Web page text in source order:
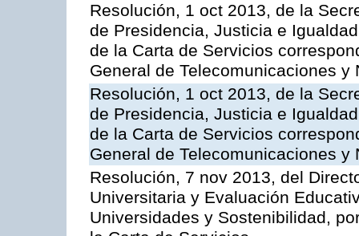
Resolución, 1 oct 2013, de la
de Presidencia, Justicia e
de la Carta de Servicios
General de Telecomunicaciones y
Resolución, 1 oct 2013, de la
de Presidencia, Justicia e
de la Carta de Servicios
General de Telecomunicaciones y
Resolución, 7 nov 2013, del
Universitaria y Evaluación
Universidades y Sostenibilidad,